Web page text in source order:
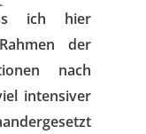
ich hier
der
nach
intensiver